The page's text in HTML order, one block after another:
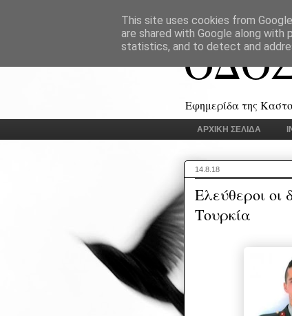
Εφημερίδα της
ΑΡΧΙΚΗ ΣΕΛΙΔΑ
14.8.18
Ελεύθεροι οι
Τουρκία
This site uses cookies from
are shared with Google along
statistics, and to detect and